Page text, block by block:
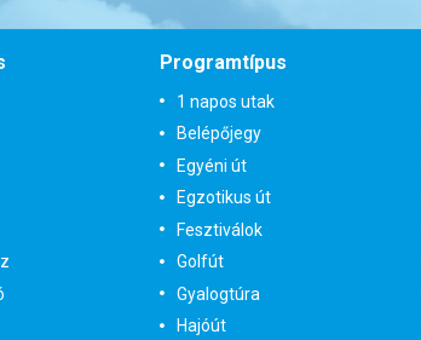
Programtípus
1 napos utak
Belépőjegy
Egyéni út
Egzotikus út
Fesztiválok
Golfút
Gyalogtúra
Hajóút